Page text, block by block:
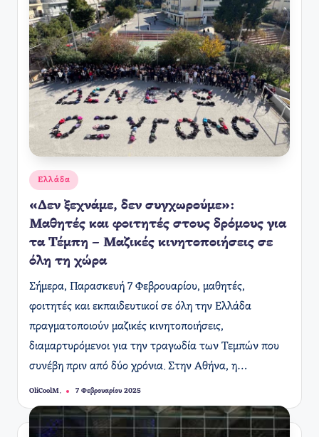
Αναρτήθηκε
Ελλάδα
«Δεν ξεχνάμε, δεν συγχωρούμε»:
Μαθητές και φοιτητές στους δρόμους για
τα Τέμπη – Μαζικές κινητοποιήσεις σε
όλη τη χώρα
Σήμερα, Παρασκευή 7 Φεβρουαρίου, μαθητές,
φοιτητές και εκπαιδευτικοί σε όλη την Ελλάδα
πραγματοποιούν μαζικές κινητοποιήσεις,
διαμαρτυρόμενοι για την τραγωδία των Τεμπών που
συνέβη πριν από δύο χρόνια. Στην Αθήνα, η…
Συγγραφέας:
OliCoolM. 7 Φεβρουαρίου 2025